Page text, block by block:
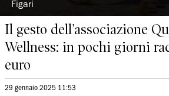
Figari
Il gesto dell’associazione
Wellness: in pochi giorni
euro
29 gennaio 2025 11:53